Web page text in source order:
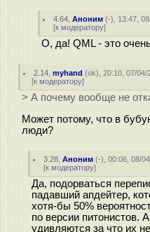
4.64 ,Аноним (-), 13:47,
[к модератору]
О, да! QML - это
2.14 ,myhand (ok), 20:10, 07/04/
[к модератору]
> А почему вообще не
Может потому, что в
люди?
3.28 ,Аноним (-), 00:06, 08/
[к модератору]
Да, подорваться
падавший апдейтер,
хотя-бы 50%
по версии питонистов.
удивляются за что их